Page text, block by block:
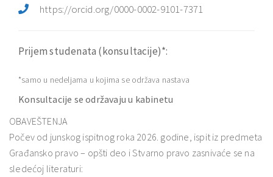
https://orcid.org/0000-0002-9101-7371
Prijem studenata (konsultacije)*:
*samo u nedeljama u kojima se održava nastava
Konsultacije se održavaju u kabinetu
OBAVEŠTENJA
Počev od junskog ispitnog roka 2026. godine, ispit iz predmeta
Građansko pravo – opšti deo i Stvarno pravo zasnivaće se na
sledećoj literaturi: